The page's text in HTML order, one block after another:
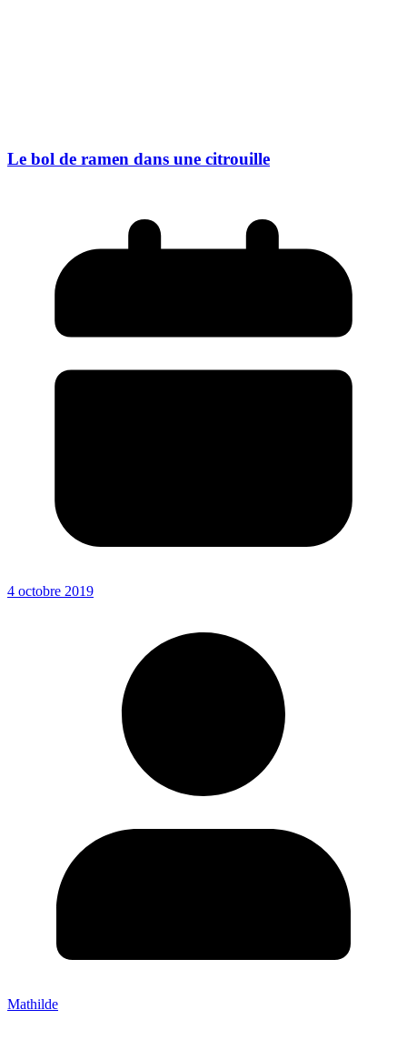
Le bol de ramen dans une citrouille
4 octobre 2019
Mathilde